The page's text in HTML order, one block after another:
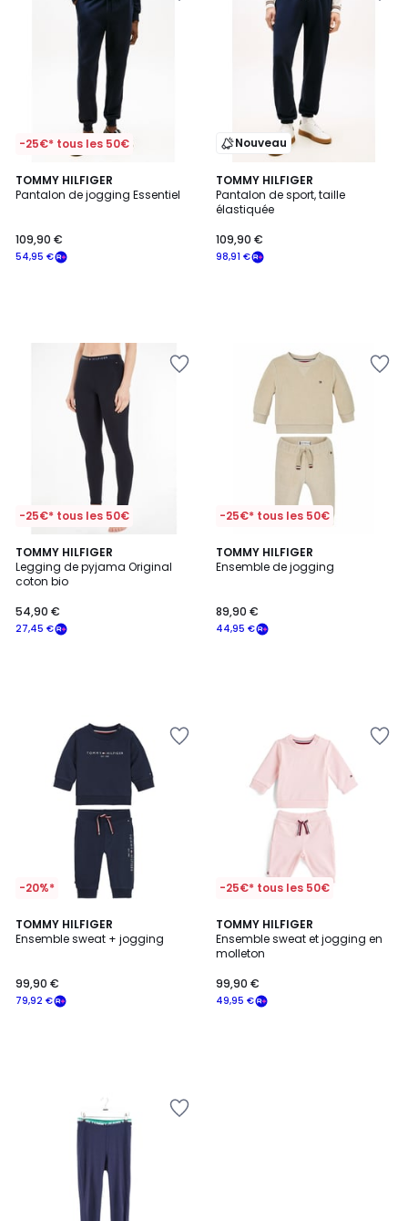
-25€* tous les 50€
TOMMY HILFIGER
Pantalon de jogging Essentiel
54,95 €
109,90 €
Nouveau
TOMMY HILFIGER
Pantalon de sport, taille
élastiquée
98,91 €
109,90 €
-25€* tous les 50€
TOMMY HILFIGER
Legging de pyjama Original
coton bio
27,45 €
54,90 €
-25€* tous les 50€
TOMMY HILFIGER
Ensemble de jogging
44,95 €
89,90 €
-20%*
TOMMY HILFIGER
Ensemble sweat + jogging
79,92 €
99,90 €
-25€* tous les 50€
TOMMY HILFIGER
Ensemble sweat et jogging en
molleton
49,95 €
99,90 €